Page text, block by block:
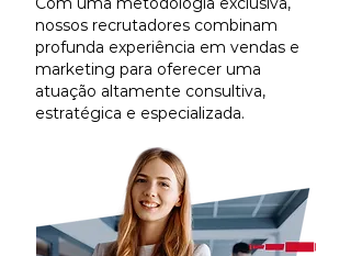
nossos recrutadores combinam
profunda experiência em vendas e
marketing para oferecer uma
atuação altamente consultiva,
estratégica e especializada.